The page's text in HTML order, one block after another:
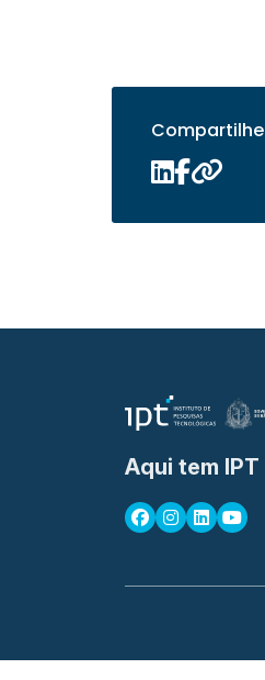
Compartilhe
Aqui tem IPT